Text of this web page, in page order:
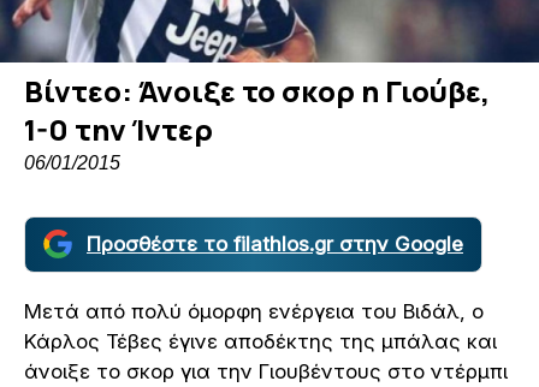
Βίντεο: Άνοιξε το σκορ η Γιούβε,
1-0 την Ίντερ
06/01/2015
Προσθέστε το filathlos.gr στην Google
Μετά από πολύ όμορφη ενέργεια του Βιδάλ, ο
Κάρλος Τέβες έγινε αποδέκτης της μπάλας και
άνοιξε το σκορ για την Γιουβέντους στο ντέρμπι